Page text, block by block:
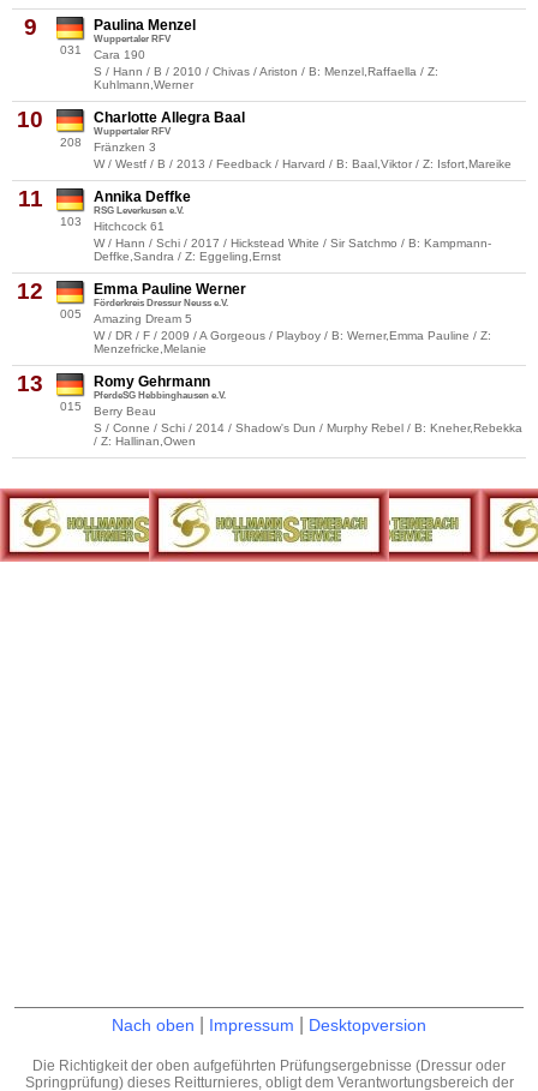
9
031
Paulina Menzel
Wuppertaler RFV
Cara 190
S / Hann / B / 2010 / Chivas / Ariston / B: Menzel,Raffaella / Z:
Kuhlmann,Werner
10
208
Charlotte Allegra Baal
Wuppertaler RFV
Fränzken 3
W / Westf / B / 2013 / Feedback / Harvard / B: Baal,Viktor / Z: Isfort,Mareike
11
103
Annika Deffke
RSG Leverkusen e.V.
Hitchcock 61
W / Hann / Schi / 2017 / Hickstead White / Sir Satchmo / B: Kampmann-
Deffke,Sandra / Z: Eggeling,Ernst
12
005
Emma Pauline Werner
Förderkreis Dressur Neuss e.V.
Amazing Dream 5
W / DR / F / 2009 / A Gorgeous / Playboy / B: Werner,Emma Pauline / Z:
Menzefricke,Melanie
13
015
Romy Gehrmann
PferdeSG Hebbinghausen e.V.
Berry Beau
S / Conne / Schi / 2014 / Shadow's Dun / Murphy Rebel / B: Kneher,Rebekka
/ Z: Hallinan,Owen
Nach oben Impressum Desktopversion
Die Richtigkeit der oben aufgeführten Prüfungsergebnisse (Dressur oder
Springprüfung) dieses Reitturnieres, obligt dem Verantwortungsbereich der